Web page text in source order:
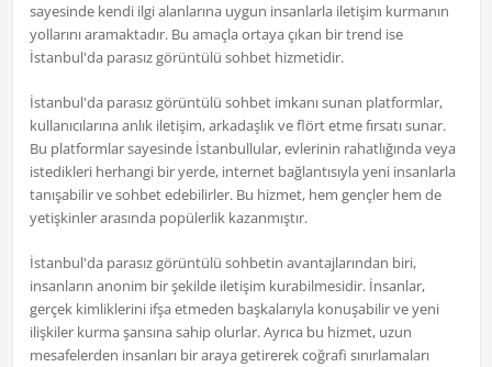
sayesinde kendi ilgi alanlarına uygun insanlarla iletişim kurmanın
yollarını aramaktadır. Bu amaçla ortaya çıkan bir trend ise
İstanbul'da parasız görüntülü sohbet hizmetidir.
İstanbul'da parasız görüntülü sohbet imkanı sunan platformlar,
kullanıcılarına anlık iletişim, arkadaşlık ve flört etme fırsatı sunar.
Bu platformlar sayesinde İstanbullular, evlerinin rahatlığında veya
istedikleri herhangi bir yerde, internet bağlantısıyla yeni insanlarla
tanışabilir ve sohbet edebilirler. Bu hizmet, hem gençler hem de
yetişkinler arasında popülerlik kazanmıştır.
İstanbul'da parasız görüntülü sohbetin avantajlarından biri,
insanların anonim bir şekilde iletişim kurabilmesidir. İnsanlar,
gerçek kimliklerini ifşa etmeden başkalarıyla konuşabilir ve yeni
ilişkiler kurma şansına sahip olurlar. Ayrıca bu hizmet, uzun
mesafelerden insanları bir araya getirerek coğrafi sınırlamaları